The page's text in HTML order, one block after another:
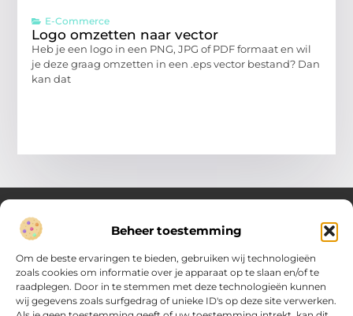
Beheer toestemming
Om de beste ervaringen te bieden, gebruiken wij technologieën
zoals cookies om informatie over je apparaat op te slaan en/of te
raadplegen. Door in te stemmen met deze technologieën kunnen
wij gegevens zoals surfgedrag of unieke ID's op deze site verwerken.
E-Commerce
Logo omzetten naar vector
Heb je een logo in een PNG, JPG of PDF formaat en wil
je deze graag omzetten in een .eps vector bestand? Dan
kan dat
Inzicht en inspiratie voor jouw dagelijkse keuzes
Ontdek gevarieerde content vol praktische tips, doordachte
inzichten en vernieuwende ideeën. Alles wat je nodig hebt om